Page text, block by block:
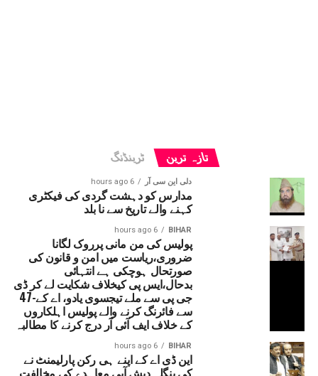
تازہ ترین ٹرینڈنگ
دلی این سی آر 6 hours ago
مدارس کو دہشت گردی کی فیکٹری
کہنے والے تاریخ سے نا بلد
BIHAR
6 hours ago
پولیس کی من مانی پرروک لگانا
ضروری،ریاست میں امن و قانون کی
صورتحال ہوچکی ہے انتہائی
بدحال،ایس پی کیخلاف شکایت لے کر ڈی
جی پی سے ملے تیجسوی یادو، اے کے-47
سے فائرنگ کرنے والے پولیس اہلکاروں
کے خلاف ایف آئی آر درج کرنے کا مطالبہ
BIHAR
6 hours ago
این ڈی اے کے اپنے ہی رکن پارلیمنٹ نے
کی بنگلہ دیش آبی معاہدے کی مخالفت